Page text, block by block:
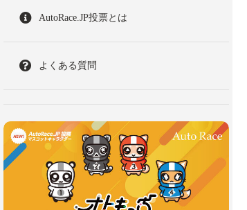
AutoRace.JP投票とは
よくある質問